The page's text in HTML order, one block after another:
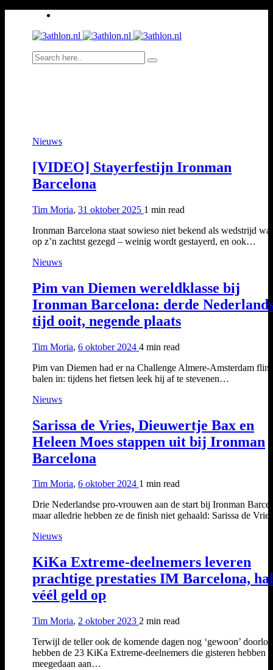
Nieuws
[VIDEO] Stayerfestijn Ironman
Barcelona
Tim Moria, 31 oktober 2025 1 min read
Ironman Barcelona staat sowieso niet bekend als wedstrijd
op z’n zachtst gezegd – weinig wordt gestayerd, en ook…
Nieuws
Pim van Diemen wereldklasse bij
Ironman Barcelona: derde
tijd ooit, negende plaats
Tim Moria, 6 oktober 2024 4 min read
Pim van Diemen had er na Challenge Almere-Amsterdam
balen in: tijdens het fietsen leek hij af te stevenen…
Nieuws
Sarissa de Vries, Dieuwertje Bax en
Heleen Moes stappen uit bij Ironman
Barcelona
Tim Moria, 6 oktober 2024 1 min read
Drie Nederlandse pro-vrouwen aan de start bij Ironman
maar alledrie hebben ze de finish niet gehaald: Sarissa de
Nieuws
KiKa Extreme-deelnemers leveren
prachtige prestaties IM Barcelona,
véél geld op
Tim Moria, 2 oktober 2023 2 min read
Terwijl de teller ook de komende dagen nog ‘gewoon’
hebben de 23 KiKa Extreme-deelnemers die gisteren hebben
meegedaan aan…